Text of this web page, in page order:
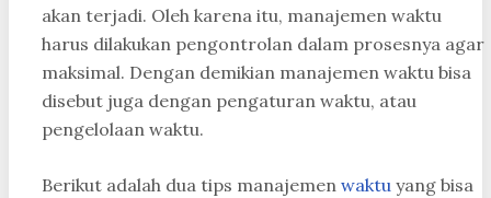
akan terjadi. Oleh karena itu, manajemen waktu
harus dilakukan pengontrolan dalam prosesnya agar
maksimal. Dengan demikian manajemen waktu bisa
disebut juga dengan pengaturan waktu, atau
pengelolaan waktu.
Berikut adalah dua tips manajemen waktu yang bisa